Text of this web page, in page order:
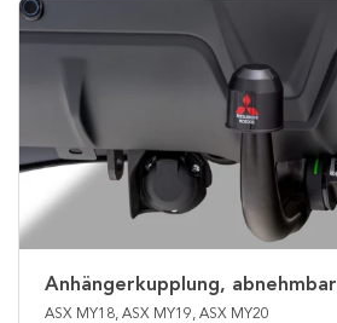
Anhängerkupplung, abnehmbar
ASX MY18, ASX MY19, ASX MY20